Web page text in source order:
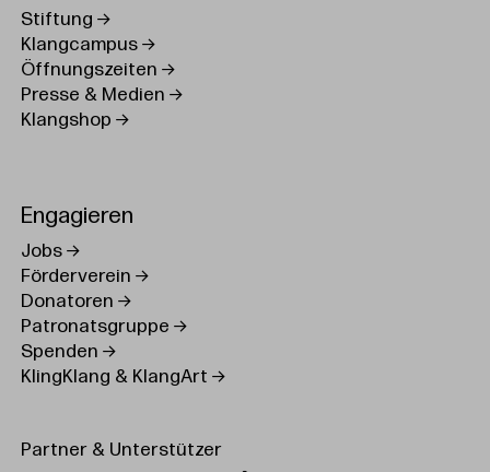
Stiftung
Klangcampus
Öffnungszeiten
Presse & Medien
Klangshop
Engagieren
Jobs
Förderverein
Donatoren
Patronatsgruppe
Spenden
KlingKlang & KlangArt
Partner & Unterstützer